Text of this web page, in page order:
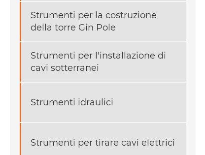
Strumenti per la costruzione
della torre Gin Pole
Strumenti per l'installazione di
cavi sotterranei
Strumenti idraulici
Strumenti per tirare cavi elettrici